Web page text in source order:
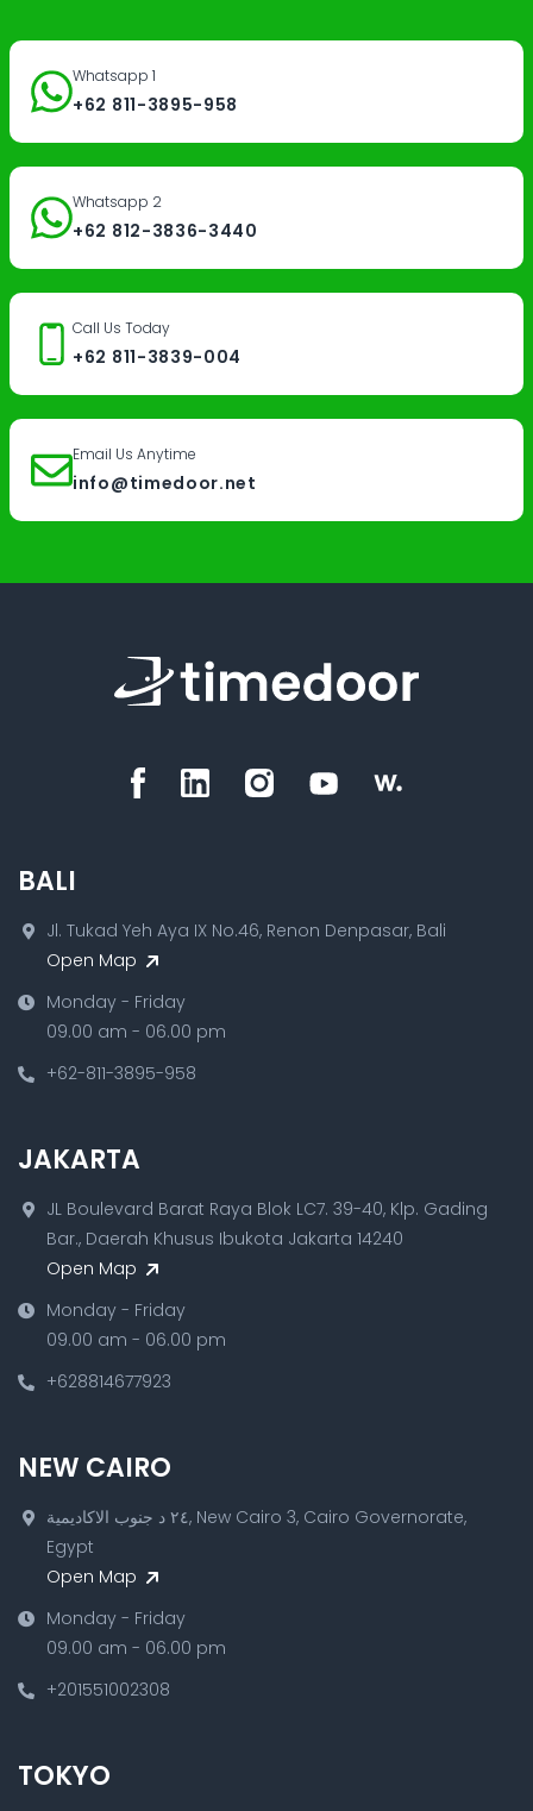
Whatsapp 1
+62 811-3895-958
Whatsapp 2
+62 812-3836-3440
Call Us Today
+62 811-3839-004
Email Us Anytime
info@timedoor.net
BALI
Jl. Tukad Yeh Aya IX No.46, Renon Denpasar, Bali
Open Map
Monday - Friday
09.00 am - 06.00 pm
+62-811-3895-958
JAKARTA
JL Boulevard Barat Raya Blok LC7. 39-40, Klp. Gading
Bar., Daerah Khusus Ibukota Jakarta 14240
Open Map
Monday - Friday
09.00 am - 06.00 pm
+628814677923
NEW CAIRO
٢٤ د جنوب الاكاديمية, New Cairo 3, Cairo Governorate,
Egypt
Open Map
Monday - Friday
09.00 am - 06.00 pm
+201551002308
TOKYO